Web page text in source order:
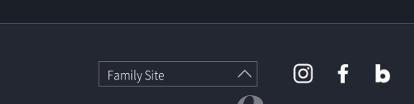
Family Site